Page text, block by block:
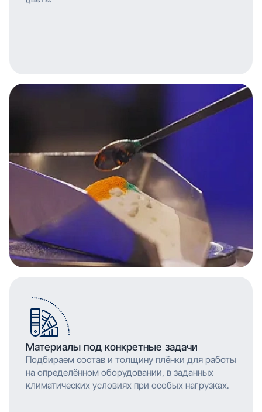
Материалы под конкретные задачи
Подбираем состав и толщину плёнки для работы
на определённом оборудовании, в заданных
климатических условиях при особых нагрузках.